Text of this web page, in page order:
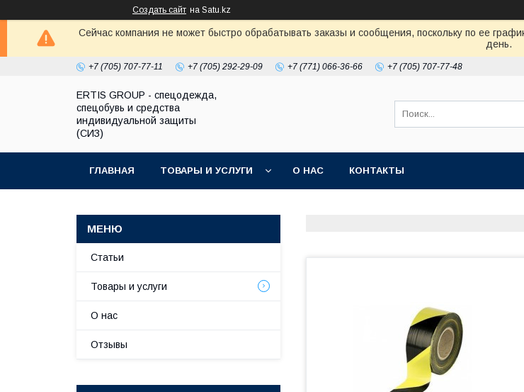
Создать сайт на Satu.kz
Сейчас компания не может быстро обрабатывать заказы и сообщения, поскольку по ее
день.
+7 (705) 707-77-11 +7 (705) 292-29-09 +7 (771) 066-36-66 +7 (705) 707-77-48
ERTIS GROUP - спецодежда,
спецобувь и средства
индивидуальной защиты
(СИЗ)
ГЛАВНАЯ ТОВАРЫ И УСЛУГИ О НАС КОНТАКТЫ
Статьи
Товары и услуги
О нас
Отзывы